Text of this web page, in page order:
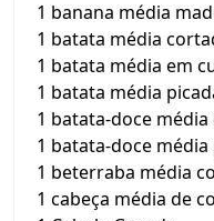
1 banana média
1 batata média
1 batata média em
1 batata média
1 batata-doce
1 batata-doce média
1 beterraba média
1 cabeça média de